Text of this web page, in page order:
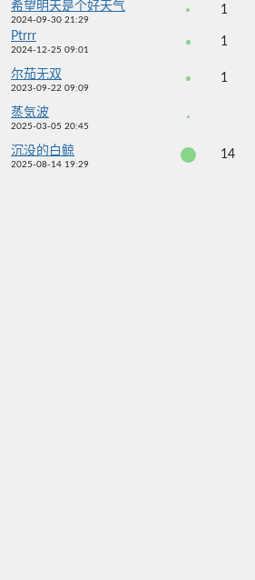
希望明天是个好天气
2024-09-30 21:29
1
Ptrrr
2024-12-25 09:01
1
尔茄无双
2023-09-22 09:09
1
蒸気波
2025-03-05 20:45
沉没的白鲸
2025-08-14 19:29
14